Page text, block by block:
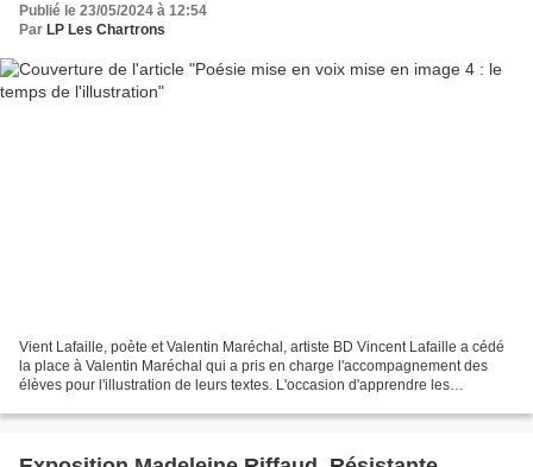
Publié le 23/05/2024 à 12:54
Par LP Les Chartrons
Vient Lafaille, poète et Valentin Maréchal, artiste BD Vincent Lafaille a cédé
la place à Valentin Maréchal qui a pris en charge l'accompagnement des
élèves pour l'illustration de leurs textes. L'occasion d'apprendre les